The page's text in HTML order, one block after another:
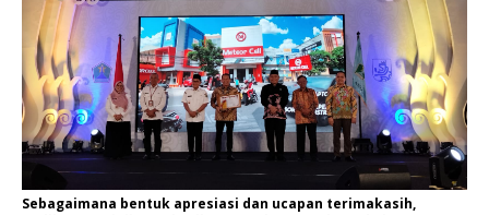
Sebagaimana bentuk apresiasi dan ucapan terimakasih,